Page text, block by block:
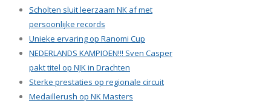
Scholten sluit leerzaam NK af met
persoonlijke records
Unieke ervaring op Ranomi Cup
NEDERLANDS KAMPIOEN!!! Sven Casper
pakt titel op NJK in Drachten
Sterke prestaties op regionale circuit
Medaillerush op NK Masters